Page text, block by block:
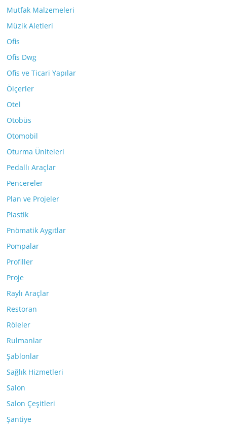
Mutfak Malzemeleri
Müzik Aletleri
Ofis
Ofis Dwg
Ofis ve Ticari Yapılar
Ölçerler
Otel
Otobüs
Otomobil
Oturma Üniteleri
Pedallı Araçlar
Pencereler
Plan ve Projeler
Plastik
Pnömatik Aygıtlar
Pompalar
Profiller
Proje
Raylı Araçlar
Restoran
Röleler
Rulmanlar
Şablonlar
Sağlık Hizmetleri
Salon
Salon Çeşitleri
Şantiye